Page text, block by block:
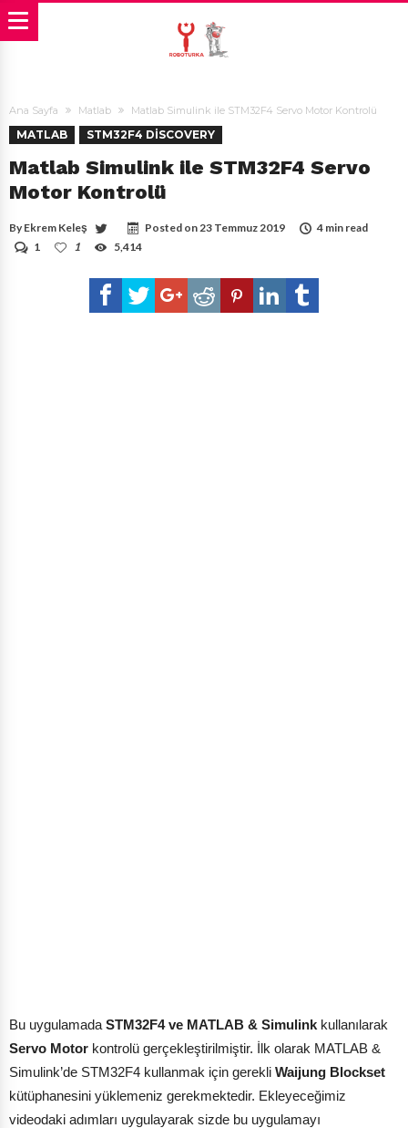
Ana Sayfa Matlab Matlab Simulink ile STM32F4 Servo Motor Kontrolü
MATLAB STM32F4 DISCOVERY
Matlab Simulink ile STM32F4 Servo
Motor Kontrolü
By Ekrem Keleş Posted on23 Temmuz 2019
4 min read
1
1 5,414
Bu uygulamada STM32F4 ve MATLAB & Simulink kullanılarak
Servo Motor kontrolü gerçekleştirilmiştir. İlk olarak MATLAB &
Simulink’de STM32F4 kullanmak için gerekli Waijung Blockset
kütüphanesini yüklemeniz gerekmektedir. Ekleyeceğimiz
videodaki adımları uygulayarak sizde bu uygulamayı